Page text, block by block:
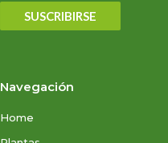
SUSCRIBIRSE
Navegación
Home